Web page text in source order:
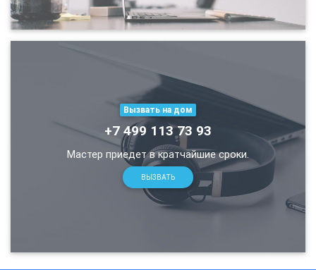
Вызвать на дом
+7 499 113 73 93
Мастер приедет в кратчайшие сроки.
ВЫЗВАТЬ